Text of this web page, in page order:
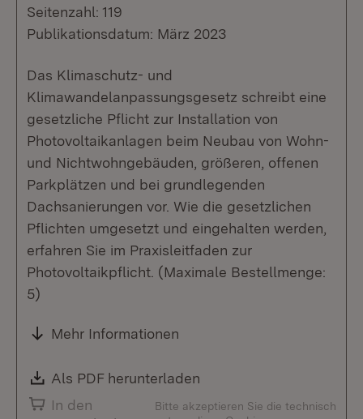
Seitenzahl: 119
Publikationsdatum: März 2023
Das Klimaschutz- und
Klimawandelanpassungsgesetz schreibt eine
gesetzliche Pflicht zur Installation von
Photovoltaikanlagen beim Neubau von Wohn-
und Nichtwohngebäuden, größeren, offenen
Parkplätzen und bei grundlegenden
Dachsanierungen vor. Wie die gesetzlichen
Pflichten umgesetzt und eingehalten werden,
erfahren Sie im Praxisleitfaden zur
Photovoltaikpflicht. (Maximale Bestellmenge:
5)
Mehr Informationen
Download:
Als PDF herunterladen
In den
Bitte akzeptieren Sie die technisch